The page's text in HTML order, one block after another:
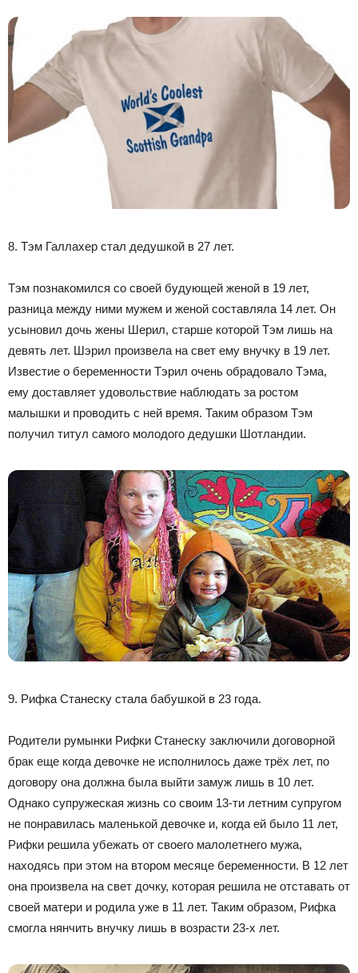
8. Тэм Галлахер стал дедушкой в 27 лет.
Тэм познакомился со своей будующей женой в 19 лет,
разница между ними мужем и женой составляла 14 лет. Он
усыновил дочь жены Шерил, старше которой Тэм лишь на
девять лет. Шэрил произвела на свет ему внучку в 19 лет.
Известие о беременности Тэрил очень обрадовало Тэма,
ему доставляет удовольствие наблюдать за ростом
малышки и проводить с ней время. Таким образом Тэм
получил титул самого молодого дедушки Шотландии.
9. Рифка Станеску стала бабушкой в 23 года.
Родители румынки Рифки Станеску заключили договорной
брак еще когда девочке не исполнилось даже трёх лет, по
договору она должна была выйти замуж лишь в 10 лет.
Однако супружеская жизнь со своим 13-ти летним супругом
не понравилась маленькой девочке и, когда ей было 11 лет,
Рифки решила убежать от своего малолетнего мужа,
находясь при этом на втором месяце беременности. В 12 лет
она произвела на свет дочку, которая решила не отставать от
своей матери и родила уже в 11 лет. Таким образом, Рифка
смогла нянчить внучку лишь в возрасти 23-х лет.